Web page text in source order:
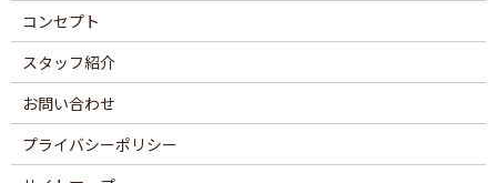
コンセプト
スタッフ紹介
お問い合わせ
プライバシーポリシー